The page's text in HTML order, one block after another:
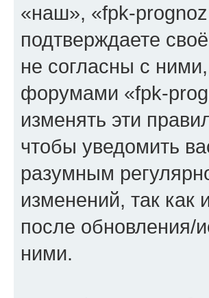
«наш», «fpk-
подтверждаете
не согласны с
форумами «fpk-
изменять эти
чтобы уведомить
разумным
изменений, так
после обновления/
ними.